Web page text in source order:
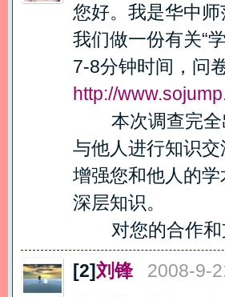
您好。我是华中
我们做一份有关“
7-8分钟时间，问
http://
本次调查完全
与他人进行知识
增强您和他人的
深层知识。
对您的合作和
[2]刘锋
2008-9-